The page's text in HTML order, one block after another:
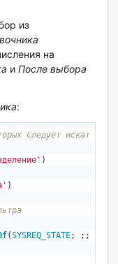
из
на
и После выбора
:
следует искать
)
)
(SYSREQ_STATE; ;;